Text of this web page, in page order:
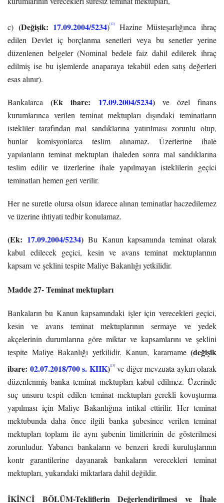
c) (Değişik: 17.09.2004/5234)[12]
Hazine Müsteşarlığınca ihraç
edilen Devlet iç borçlanma senetleri veya bu senetler yerine
düzenlenen belgeler (Nominal bedele faiz dahil edilerek ihraç
edilmiş ise bu işlemlerde anaparaya tekabül eden satış değerleri
esas alınır).
Bankalarca(Ek ibare: 17.09.2004/5234)ve özel finans
kurumlarınca verilen teminat mektupları dışındaki teminatların
istekliler tarafından mal sandıklarına yatırılması zorunlu olup,
bunlar komisyonlarca teslim alınamaz. Üzerlerine ihale
yapılanların teminat mektupları ihaleden sonra mal sandıklarına
teslim edilir ve üzerlerine ihale yapılmayan isteklilerin geçici
teminatları hemen geri verilir.
Her ne suretle olursa olsun idarece alınan teminatlar haczedilemez
ve üzerine ihtiyati tedbir konulamaz.
(Ek: 17.09.2004/5234)Bu Kanun kapsamında teminat olarak
kabul edilecek geçici, kesin ve avans teminat mektuplarının
kapsam ve şeklini tespite Maliye Bakanlığı yetkilidir.
Madde 27- Teminat mektupları
Bankaların bu Kanun kapsamındaki işler için verecekleri geçici,
kesin ve avans teminat mektuplarının sermaye ve yedek
akçelerinin durumlarına göre miktar ve kapsamlarını ve şeklini
tespite Maliye Bakanlığı yetkilidir. Kanun, kararname (değişik
ibare: 02.07.2018/700 s. KHK)[13] ve diğer mevzuata aykırı olarak
düzenlenmiş banka teminat mektupları kabul edilmez. Üzerinde
suç unsuru tespit edilen teminat mektupları gerekli kovuşturma
yapılması için Maliye Bakanlığına intikal ettirilir. Her teminat
mektubunda daha önce ilgili banka şubesince verilen teminat
mektupları toplamı ile aynı şubenin limitlerinin de gösterilmesi
zorunludur. Yabancı bankaların ve benzeri kredi kuruluşlarının
kontr garantilerine dayanarak bankaların verecekleri teminat
mektupları, yukarıdaki miktarlara dahil değildir.
İKİNCİ BÖLÜM-Tekliflerin Değerlendirilmesi ve İhale